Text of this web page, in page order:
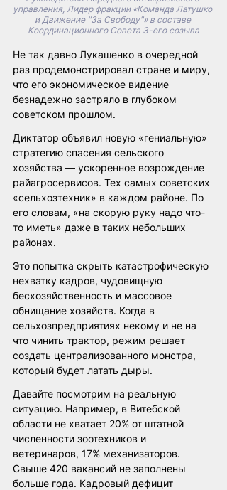
управления, Лидер фракции «Команда Латушко
и Движение "За Свободу"» в составе
Координационного Совета 3-его созыва
Не так давно Лукашенко в очередной
раз продемонстрировал стране и миру,
что его экономическое видение
безнадежно застряло в глубоком
советском прошлом.
Диктатор объявил новую «гениальную»
стратегию спасения сельского
хозяйства — ускоренное возрождение
райагросервисов. Тех самых советских
«сельхозтехник» в каждом районе. По
его словам, «на скорую руку надо что-
то иметь» даже в таких небольших
районах.
Это попытка скрыть катастрофическую
нехватку кадров, чудовищную
бесхозяйственность и массовое
обнищание хозяйств. Когда в
сельхозпредприятиях некому и не на
что чинить трактор, режим решает
создать централизованного монстра,
который будет латать дыры.
Давайте посмотрим на реальную
ситуацию. Например, в Витебской
области не хватает 20% от штатной
численности зоотехников и
ветеринаров, 17% механизаторов.
Свыше 420 вакансий не заполнены
больше года. Кадровый дефицит